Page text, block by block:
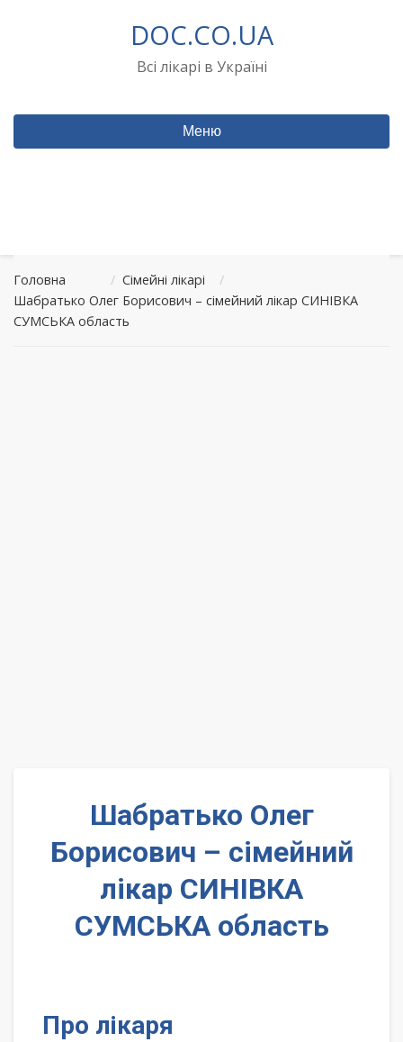
DOC.CO.UA
Всі лікарі в Україні
Меню
Головна / Сімейні лікарі
/
Шабратько Олег Борисович – сімейний лікар СИНІВКА
СУМСЬКА область
Шабратько Олег
Борисович – сімейний
лікар СИНІВКА
СУМСЬКА область
Про лікаря